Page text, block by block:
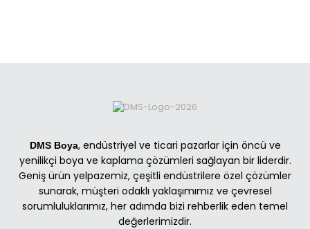
DMS Boya, endüstriyel ve ticari pazarlar için öncü ve
yenilikçi boya ve kaplama çözümleri sağlayan bir liderdir.
Geniş ürün yelpazemiz, çeşitli endüstrilere özel çözümler
sunarak, müşteri odaklı yaklaşımımız ve çevresel
sorumluluklarımız, her adımda bizi rehberlik eden temel
değerlerimizdir.